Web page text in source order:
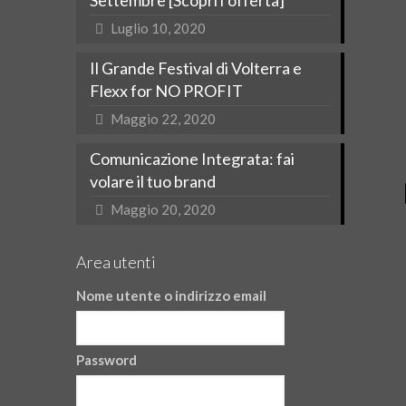
Luglio 10, 2020
Il Grande Festival di Volterra e
Flexx for NO PROFIT
Maggio 22, 2020
Comunicazione Integrata: fai
volare il tuo brand
Maggio 20, 2020
Area utenti
Nome utente o indirizzo email
Password